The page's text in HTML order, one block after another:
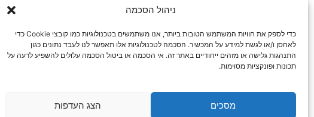
ניהול הסכמה
כדי לספק את חוויות המשתמש הטובות ביותר, אנו משתמשים בטכנולוגיות כמו קובצי Cookie כדי
לאחסן ו/או לגשת למידע על המכשיר. הסכמה לטכנולוגיות אלו תאפשר לנו לעבד נתונים כגון
התנהגות גלישה או מזהים ייחודיים באתר זה. אי הסכמה או ביטול הסכמה עלולים להשפיע לרעה על
תכונות ופונקציות מסוימות.
מסכים הצג העדפות
כתובתינו
סניף עפולה: ירושלים 3